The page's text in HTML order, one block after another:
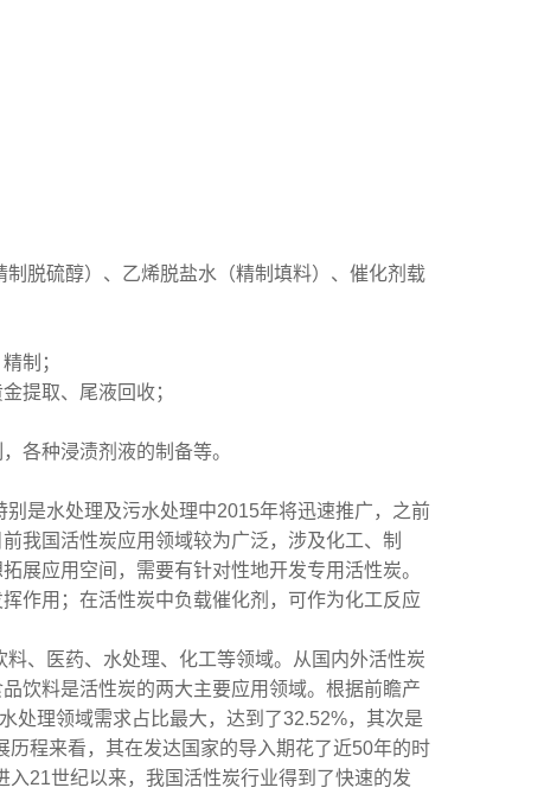
脱硫醇）、乙烯脱盐水（精制填料）、催化剂载
制；
提取、尾液回收；
各种浸渍剂液的制备等。
别是水处理及污水处理中2015年将迅速推广，之前
我国活性炭应用领域较为广泛，涉及化工、制
展应用空间，需要有针对性地开发专用活性炭。
作用；在活性炭中负载催化剂，可作为化工反应
、医药、水处理、化工等领域。从国内外活性炭
饮料是活性炭的两大主要应用领域。根据前瞻产
处理领域需求占比最大，达到了32.52%，其次是
程来看，其在发达国家的导入期花了近50年的时
21世纪以来，我国活性炭行业得到了快速的发